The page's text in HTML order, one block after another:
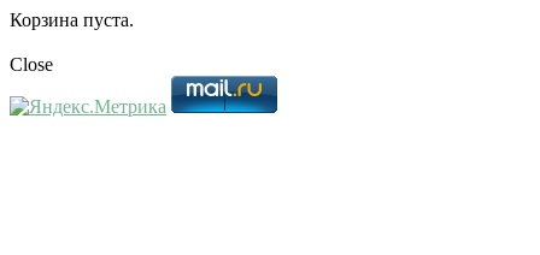
Корзина пуста.
Close